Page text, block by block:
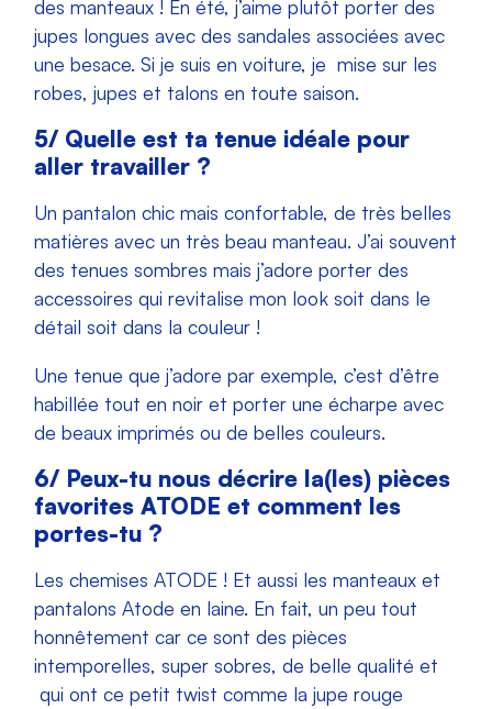
des manteaux ! En été, j’aime plutôt porter des
jupes longues avec des sandales associées avec
une besace. Si je suis en voiture, je mise sur les
robes, jupes et talons en toute saison.
5/ Quelle est ta tenue idéale pour
aller travailler ?
Un pantalon chic mais confortable, de très belles
matières avec un très beau manteau. J’ai souvent
des tenues sombres mais j’adore porter des
accessoires qui revitalise mon look soit dans le
détail soit dans la couleur !
Une tenue que j’adore par exemple, c’est d’être
habillée tout en noir et porter une écharpe avec
de beaux imprimés ou de belles couleurs.
6/ Peux-tu nous décrire la(les) pièces
favorites ATODE et comment les
portes-tu ?
Les chemises ATODE ! Et aussi les manteaux et
pantalons Atode en laine. En fait, un peu tout
honnêtement car ce sont des pièces
intemporelles, super sobres, de belle qualité et
qui ont ce petit twist comme la jupe rouge